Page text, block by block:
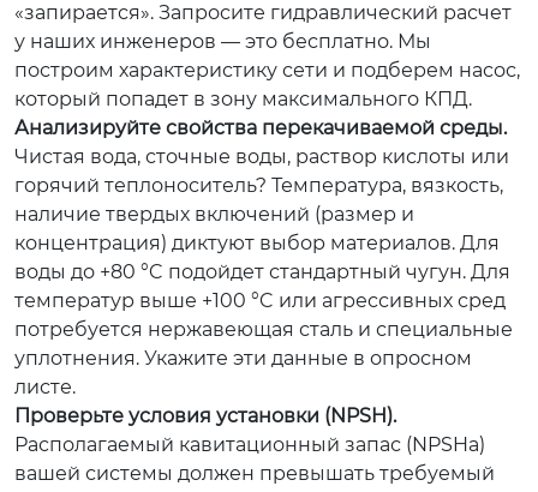
«запирается». Запросите гидравлический расчет
у наших инженеров — это бесплатно. Мы
построим характеристику сети и подберем насос,
который попадет в зону максимального КПД.
Анализируйте свойства перекачиваемой среды.
Чистая вода, сточные воды, раствор кислоты или
горячий теплоноситель? Температура, вязкость,
наличие твердых включений (размер и
концентрация) диктуют выбор материалов. Для
воды до +80 °C подойдет стандартный чугун. Для
температур выше +100 °C или агрессивных сред
потребуется нержавеющая сталь и специальные
уплотнения. Укажите эти данные в опросном
листе.
Проверьте условия установки (NPSH).
Располагаемый кавитационный запас (NPSHa)
вашей системы должен превышать требуемый